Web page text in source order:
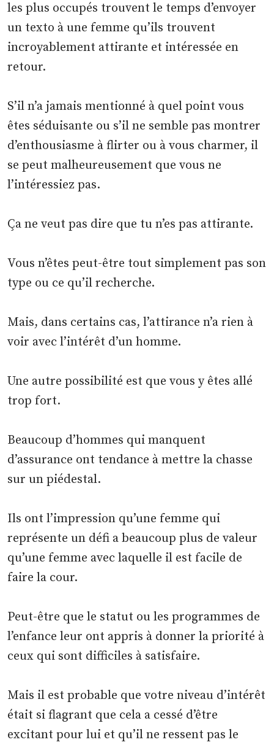
les plus occupés trouvent le temps d’envoyer
un texto à une femme qu’ils trouvent
incroyablement attirante et intéressée en
retour.
S’il n’a jamais mentionné à quel point vous
êtes séduisante ou s’il ne semble pas montrer
d’enthousiasme à flirter ou à vous charmer, il
se peut malheureusement que vous ne
l’intéressiez pas.
Ça ne veut pas dire que tu n’es pas attirante.
Vous n’êtes peut-être tout simplement pas son
type ou ce qu’il recherche.
Mais, dans certains cas, l’attirance n’a rien à
voir avec l’intérêt d’un homme.
Une autre possibilité est que vous y êtes allé
trop fort.
Beaucoup d’hommes qui manquent
d’assurance ont tendance à mettre la chasse
sur un piédestal.
Ils ont l’impression qu’une femme qui
représente un défi a beaucoup plus de valeur
qu’une femme avec laquelle il est facile de
faire la cour.
Peut-être que le statut ou les programmes de
l’enfance leur ont appris à donner la priorité à
ceux qui sont difficiles à satisfaire.
Mais il est probable que votre niveau d’intérêt
était si flagrant que cela a cessé d’être
excitant pour lui et qu’il ne ressent pas le